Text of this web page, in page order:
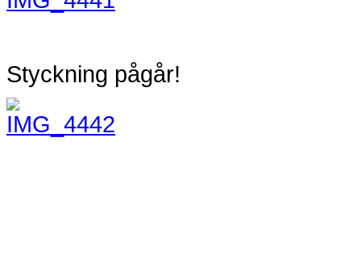
Styckning pågår!